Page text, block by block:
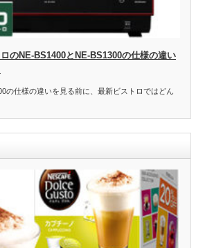
のNE-BS1400とNE-BS1300の仕様の違い
の仕様の違いを見る前に、最新ビストロではどん